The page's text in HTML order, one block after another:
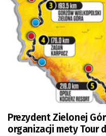
Prezydent Zielonej
organizacji mety Tour